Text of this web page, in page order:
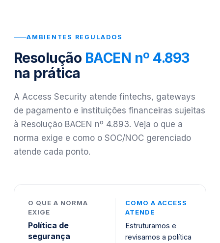
AMBIENTES REGULADOS
Resolução BACEN nº 4.893
na prática
A Access Security atende fintechs, gateways
de pagamento e instituições financeiras sujeitas
à Resolução BACEN nº 4.893. Veja o que a
norma exige e como o SOC/NOC gerenciado
atende cada ponto.
O QUE A NORMA
EXIGE
Política de
segurança
COMO A ACCESS
ATENDE
Estruturamos e
revisamos a política